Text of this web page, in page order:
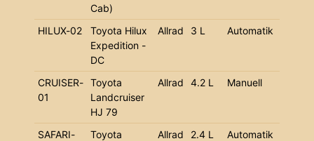
Cab)
HILUX-02
Toyota Hilux
Expedition -
DC
Allrad 3 L Automatik
CRUISER-
01
Toyota
Landcruiser
HJ 79
Allrad 4.2 L Manuell
SAFARI-
Toyota
Allrad 2.4 L Automatik